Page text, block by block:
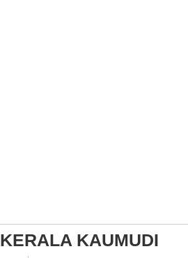
KERALA KAUMUDI